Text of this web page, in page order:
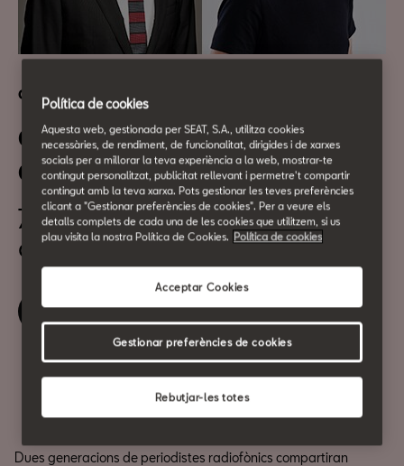
Cultura Urbana
Converses de Ràdio: Toni
Clapés i Pablo Tallón
7 de Juny
a les 11:30h
Reserva la teva entrada
Compartir
Dues generacions de periodistes radiofònics compartiran
Política de cookies
Aquesta web, gestionada per SEAT, S.A., utilitza cookies
necessàries, de rendiment, de funcionalitat, dirigides i de xarxes
socials per a millorar la teva experiència a la web, mostrar-te
contingut personalitzat, publicitat rellevant i permetre't compartir
contingut amb la teva xarxa. Pots gestionar les teves preferències
clicant a "Gestionar preferències de cookies". Per a veure els
detalls complets de cada una de les cookies que utilitzem, si us
plau visita la nostra Política de Cookies. Política de cookies
Rebutjar-les totes
Acceptar Cookies
Gestionar preferències de cookies